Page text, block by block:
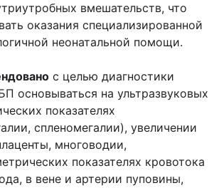
вмешательств, что
оказания специализированной
неонатальной помощи.
с целью диагностики
основываться на ультразвуковых
показателях
спленомегалии), увеличении
многоводии,
показателях кровотока
в вене и артерии пуповины,